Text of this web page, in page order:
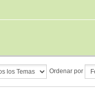
Ordenar por